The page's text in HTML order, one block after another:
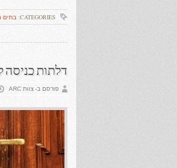
CATEGORIES: בתים
דלתות כניסה
פורסם ב- צוות ARC